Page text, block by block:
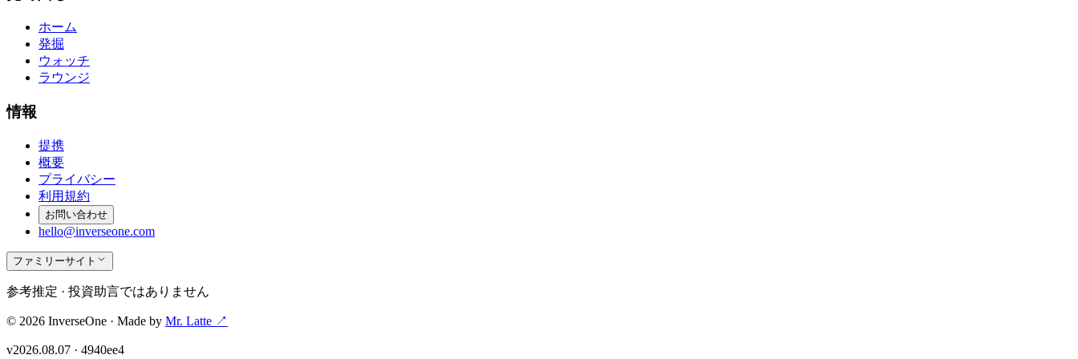
ホーム
発掘
ウォッチ
ラウンジ
情報
提携
概要
プライバシー
利用規約
お問い合わせ
hello@inverseone.com
ファミリーサイト
参考推定 · 投資助言ではありません
© 2026 InverseOne · Made by Mr. Latte ↗
v2026.08.07 · 4940ee4